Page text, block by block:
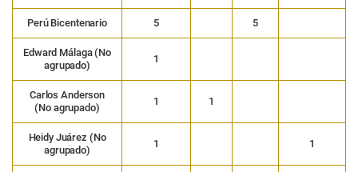
Perú Bicentenario 5 5
Edward Málaga (No
agrupado)
1
Carlos Anderson
(No agrupado)
1 1
Heidy Juárez (No
agrupado)
1 1